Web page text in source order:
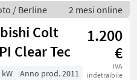
/ Berline 2 mesi online
Colt
Clear Tec
1.200
€
IVA
indetraibile
kW Anno prod. 2011